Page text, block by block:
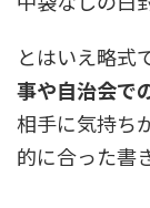
とはいえ略式
事や自治会で
相手に気持ち
的に合った書